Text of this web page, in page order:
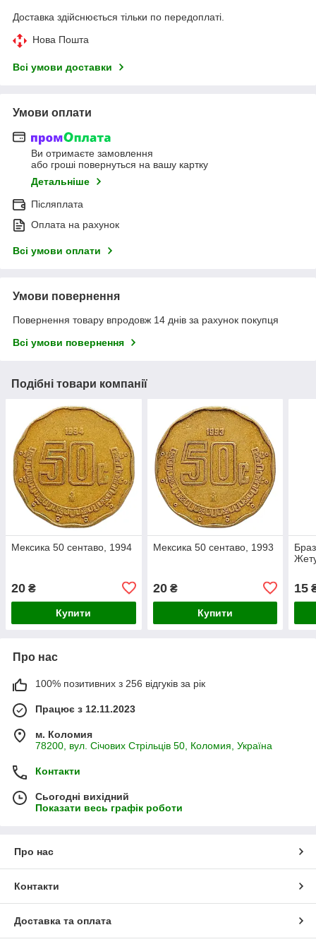
Доставка здійснюється тільки по передоплаті.
Нова Пошта
Всі умови доставки
Умови оплати
Ви отримаєте замовлення
або гроші повернуться на вашу картку
Детальніше
Післяплата
Оплата на рахунок
Всі умови оплати
Умови повернення
Повернення товару впродовж 14 днів за рахунок покупця
Всі умови повернення
Подібні товари компанії
Мексика 50 сентаво, 1994
20 ₴
Купити
Мексика 50 сентаво, 1993
20₴
Купити
15
Про нас
100% позитивних з 256 відгуків за рік
Працює з 12.11.2023
м. Коломия
78200, вул. Січових Стрільців 50, Коломия, Україна
Контакти
Сьогодні вихідний
Показати весь графік роботи
Про нас
Контакти
Доставка та оплата